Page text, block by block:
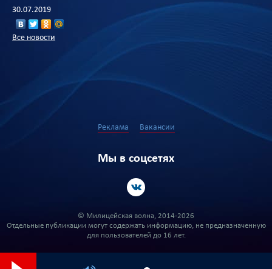
30.07.2019
Все новости
Реклама Вакансии
Мы в соцсетях
© Милицейская волна, 2014-2026
Отдельные публикации могут содержать информацию, не предназначенную
для пользователей до 16 лет.